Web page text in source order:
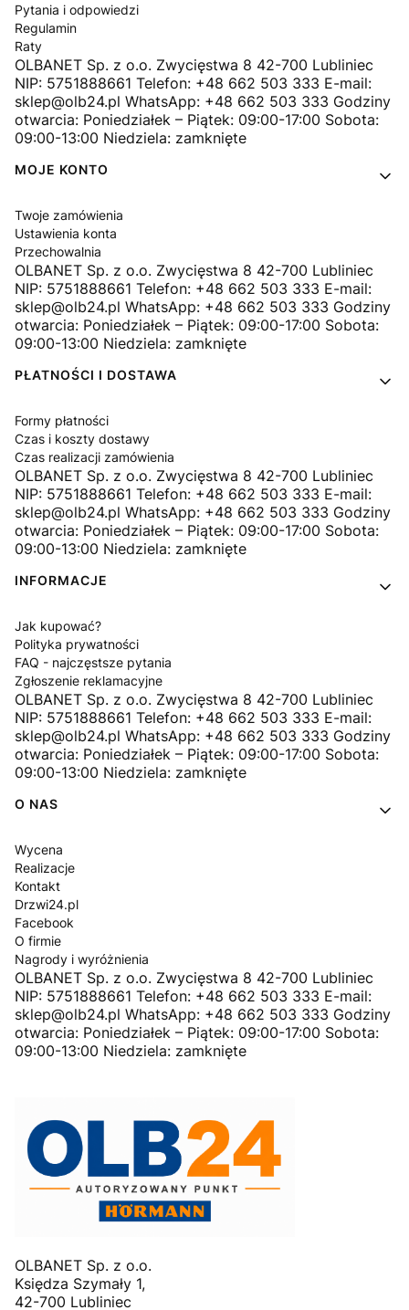
Pytania i odpowiedzi
Regulamin
Raty
OLBANET Sp. z o.o. Zwycięstwa 8 42-700 Lubliniec
NIP: 5751888661 Telefon: +48 662 503 333 E-mail:
sklep@olb24.pl WhatsApp: +48 662 503 333 Godziny
otwarcia: Poniedziałek – Piątek: 09:00-17:00 Sobota:
09:00-13:00 Niedziela: zamknięte
MOJE KONTO
Twoje zamówienia
Ustawienia konta
Przechowalnia
OLBANET Sp. z o.o. Zwycięstwa 8 42-700 Lubliniec
NIP: 5751888661 Telefon: +48 662 503 333 E-mail:
sklep@olb24.pl WhatsApp: +48 662 503 333 Godziny
otwarcia: Poniedziałek – Piątek: 09:00-17:00 Sobota:
09:00-13:00 Niedziela: zamknięte
PŁATNOŚCI I DOSTAWA
Formy płatności
Czas i koszty dostawy
Czas realizacji zamówienia
OLBANET Sp. z o.o. Zwycięstwa 8 42-700 Lubliniec
NIP: 5751888661 Telefon: +48 662 503 333 E-mail:
sklep@olb24.pl WhatsApp: +48 662 503 333 Godziny
otwarcia: Poniedziałek – Piątek: 09:00-17:00 Sobota:
09:00-13:00 Niedziela: zamknięte
INFORMACJE
Jak kupować?
Polityka prywatności
FAQ - najczęstsze pytania
Zgłoszenie reklamacyjne
OLBANET Sp. z o.o. Zwycięstwa 8 42-700 Lubliniec
NIP: 5751888661 Telefon: +48 662 503 333 E-mail:
sklep@olb24.pl WhatsApp: +48 662 503 333 Godziny
otwarcia: Poniedziałek – Piątek: 09:00-17:00 Sobota:
09:00-13:00 Niedziela: zamknięte
O NAS
Wycena
Realizacje
Kontakt
Drzwi24.pl
Facebook
O firmie
Nagrody i wyróżnienia
OLBANET Sp. z o.o. Zwycięstwa 8 42-700 Lubliniec
NIP: 5751888661 Telefon: +48 662 503 333 E-mail:
sklep@olb24.pl WhatsApp: +48 662 503 333 Godziny
otwarcia: Poniedziałek – Piątek: 09:00-17:00 Sobota:
09:00-13:00 Niedziela: zamknięte
OLBANET Sp. z o.o.
Księdza Szymały 1,
42-700 Lubliniec